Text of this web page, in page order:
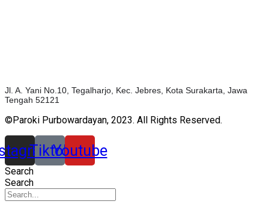
Jl. A. Yani No.10, Tegalharjo, Kec. Jebres, Kota Surakarta, Jawa
Tengah 52121
©Paroki Purbowardayan, 2023. All Rights Reserved.
TiktokYoutube
Search
Search